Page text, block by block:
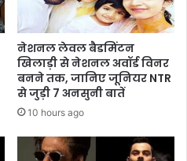
नेशनल लेवल बैडमिंटन
खिलाड़ी से नेशनल अवॉर्ड विनर
बनने तक, जानिए जूनियर NTR
से जुड़ी 7 अनसुनी बातें
10 hours ago